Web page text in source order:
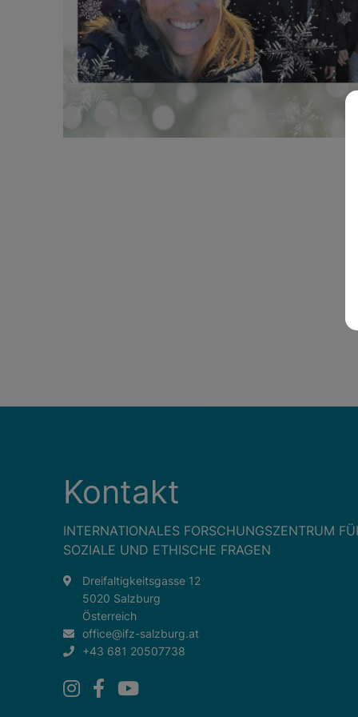
Kontakt
INTERNATIONALES FORSCHUNGSZENTRUM
SOZIALE UND ETHISCHE FRAGEN
Dreifaltigkeitsgasse 12
5020 Salzburg
Österreich
office@ifz-salzburg.at
+43 681 20507738